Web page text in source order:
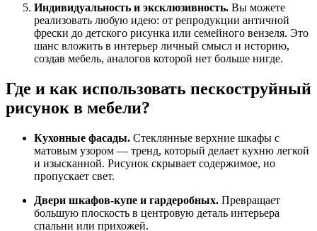
Индивидуальность и эксклюзивность. Вы можете
реализовать любую идею: от репродукции античной
фрески до детского рисунка или семейного вензеля. Это
шанс вложить в интерьер личный смысл и историю,
создав мебель, аналогов которой нет больше нигде.
Где и как использовать пескоструйный
рисунок в мебели?
Кухонные фасады. Стеклянные верхние шкафы с
матовым узором — тренд, который делает кухню легкой
и изысканной. Рисунок скрывает содержимое, но
пропускает свет.
Двери шкафов-купе и гардеробных. Превращает
большую плоскость в центровую деталь интерьера
спальни или прихожей.